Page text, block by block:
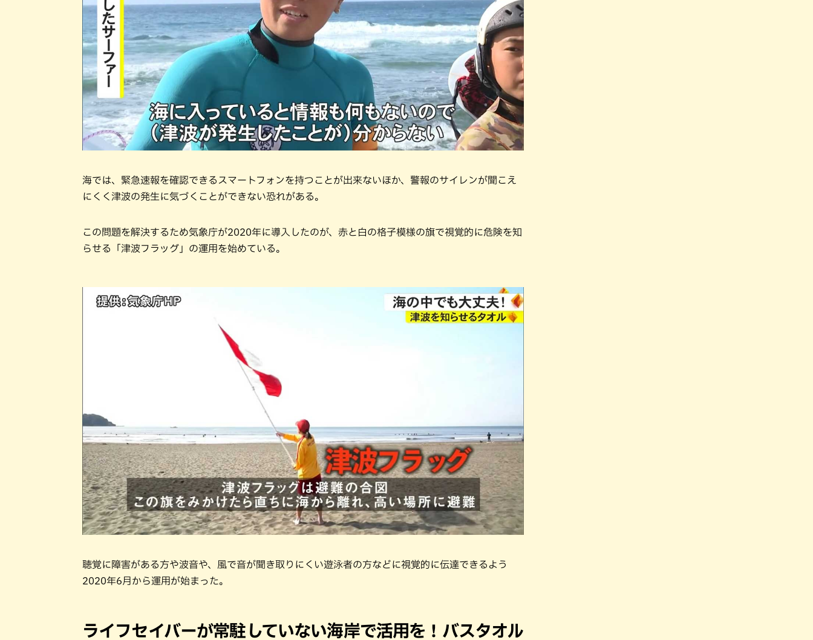
海では、緊急速報を確認できるスマートフォンを持つことが出来ないほか、警報のサイレンが聞こえ
にくく津波の発生に気づくことができない恐れがある。
この問題を解決するため気象庁が2020年に導入したのが、赤と白の格子模様の旗で視覚的に危険を知
らせる「津波フラッグ」の運用を始めている。
聴覚に障害がある方や波音や、風で音が聞き取りにくい遊泳者の方などに視覚的に伝達できるよう
2020年6月から運用が始まった。
ライフセイバーが常駐していない海岸で活用を！バスタオル